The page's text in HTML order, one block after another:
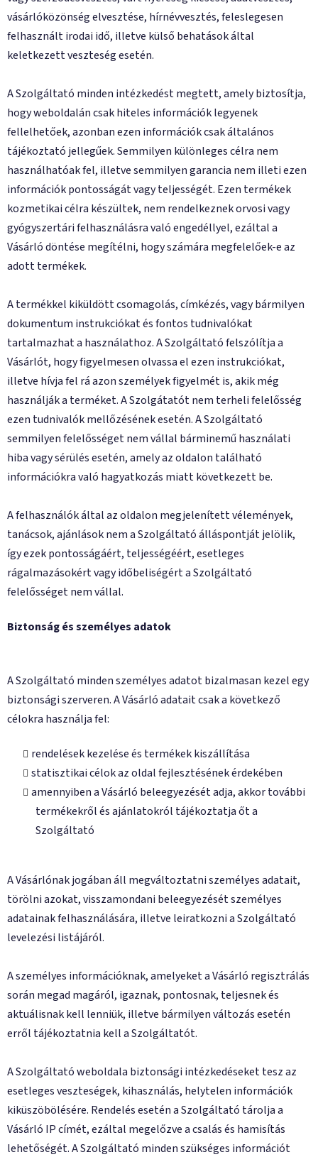
vásárlóközönség elvesztése, hírnévvesztés, feleslegesen
felhasznált irodai idő, illetve külső behatások által
keletkezett veszteség esetén.
A Szolgáltató minden intézkedést megtett, amely biztosítja,
hogy weboldalán csak hiteles információk legyenek
fellelhetőek, azonban ezen információk csak általános
tájékoztató jellegűek. Semmilyen különleges célra nem
használhatóak fel, illetve semmilyen garancia nem illeti ezen
információk pontosságát vagy teljességét. Ezen termékek
kozmetikai célra készültek, nem rendelkeznek orvosi vagy
gyógyszertári felhasználásra való engedéllyel, ezáltal a
Vásárló döntése megítélni, hogy számára megfelelőek-e az
adott termékek.
A termékkel kiküldött csomagolás, címkézés, vagy bármilyen
dokumentum instrukciókat és fontos tudnivalókat
tartalmazhat a használathoz. A Szolgáltató felszólítja a
Vásárlót, hogy figyelmesen olvassa el ezen instrukciókat,
illetve hívja fel rá azon személyek figyelmét is, akik még
használják a terméket. A Szolgátatót nem terheli felelősség
ezen tudnivalók mellőzésének esetén. A Szolgáltató
semmilyen felelősséget nem vállal bárminemű használati
hiba vagy sérülés esetén, amely az oldalon található
információkra való hagyatkozás miatt következett be.
A felhasználók által az oldalon megjelenített vélemények,
tanácsok, ajánlások nem a Szolgáltató álláspontját jelölik,
így ezek pontosságáért, teljességéért, esetleges
rágalmazásokért vagy időbeliségért a Szolgáltató
felelősséget nem vállal.
Biztonság és személyes adatok
A Szolgáltató minden személyes adatot bizalmasan kezel egy
biztonsági szerveren. A Vásárló adatait csak a következő
célokra használja fel:
rendelések kezelése és termékek kiszállítása
statisztikai célok az oldal fejlesztésének érdekében
amennyiben a Vásárló beleegyezését adja, akkor további
termékekről és ajánlatokról tájékoztatja őt a
Szolgáltató
A Vásárlónak jogában áll megváltoztatni személyes adatait,
törölni azokat, visszamondani beleegyezését személyes
adatainak felhasználására, illetve leiratkozni a Szolgáltató
levelezési listájáról.
A személyes információknak, amelyeket a Vásárló regisztrálás
során megad magáról, igaznak, pontosnak, teljesnek és
aktuálisnak kell lenniük, illetve bármilyen változás esetén
erről tájékoztatnia kell a Szolgáltatót.
A Szolgáltató weboldala biztonsági intézkedéseket tesz az
esetleges veszteségek, kihasználás, helytelen információk
kiküszöbölésére. Rendelés esetén a Szolgáltató tárolja a
Vásárló IP címét, ezáltal megelőzve a csalás és hamisítás
lehetőségét. A Szolgáltató minden szükséges információt